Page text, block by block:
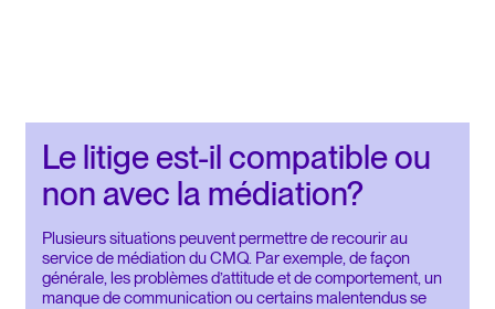
Le litige est-il compatible ou
non avec la médiation?
Plusieurs situations peuvent permettre de recourir au
service de médiation du CMQ. Par exemple, de façon
générale, les problèmes d’attitude et de comportement, un
manque de communication ou certains malentendus se